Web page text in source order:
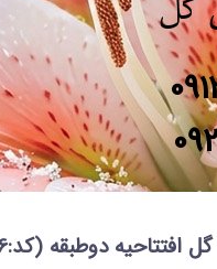
گل
افتتاحیه دوطبقه (کد:66)